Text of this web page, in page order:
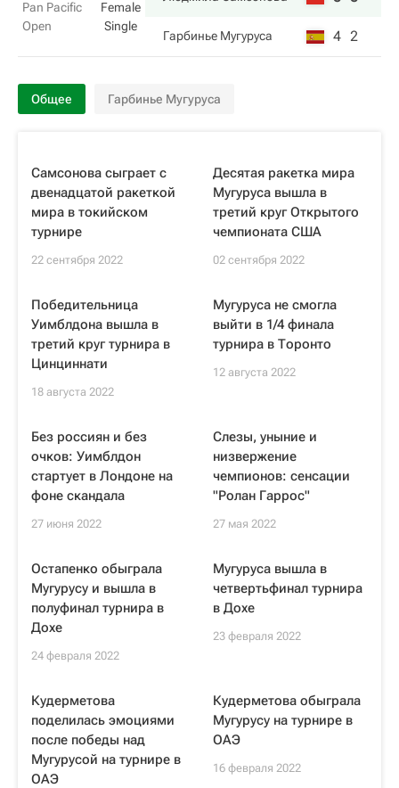
Pan Pacific
Open
Female
Single
Гарбинье Мугуруса 4 2
Общее Гарбинье Мугуруса
Самсонова сыграет с
двенадцатой ракеткой
мира в токийском
турнире
22 сентября 2022
Десятая ракетка мира
Мугуруса вышла в
третий круг Открытого
чемпионата США
02 сентября 2022
Победительница
Уимблдона вышла в
третий круг турнира в
Цинциннати
18 августа 2022
Мугуруса не смогла
выйти в 1/4 финала
турнира в Торонто
12 августа 2022
Без россиян и без
очков: Уимблдон
стартует в Лондоне на
фоне скандала
27 июня 2022
Слезы, уныние и
низвержение
чемпионов: сенсации
"Ролан Гаррос"
27 мая 2022
Остапенко обыграла
Мугурусу и вышла в
полуфинал турнира в
Дохе
24 февраля 2022
Мугуруса вышла в
четвертьфинал турнира
в Дохе
23 февраля 2022
Кудерметова
поделилась эмоциями
после победы над
Мугурусой на турнире в
ОАЭ
Кудерметова обыграла
Мугурусу на турнире в
ОАЭ
16 февраля 2022